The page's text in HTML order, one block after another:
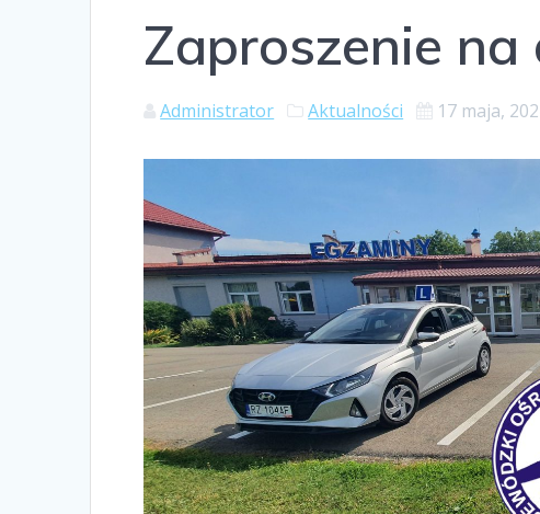
Zaproszenie
Administrator Aktualności 17 maja,